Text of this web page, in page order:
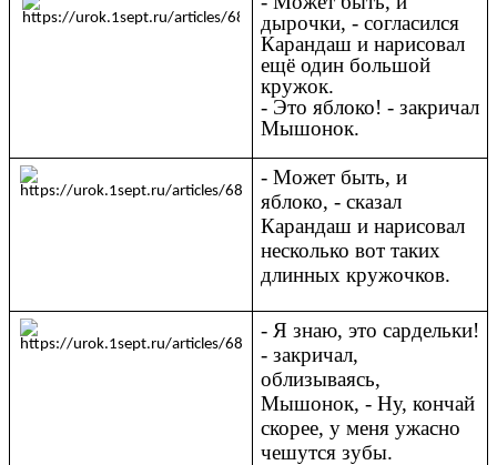
дырочки, - согласился
Карандаш и нарисовал
ещё один большой
кружок.
- Это яблоко! - закричал
Мышонок.
- Может быть, и
яблоко, - сказал
Карандаш и нарисовал
несколько вот таких
длинных кружочков.
- Я знаю, это сардельки!
- закричал,
облизываясь,
Мышонок, - Ну, кончай
скорее, у меня ужасно
чешутся зубы.